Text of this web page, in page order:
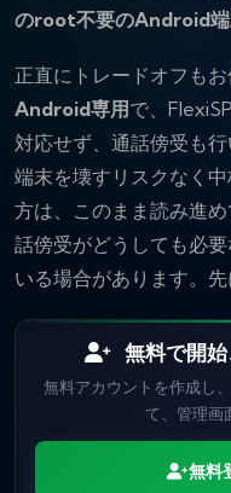
のroot不要のAndroid
正直にトレードオフも
Android専用 で、
対応せず、通話傍受も
端末を壊すリスクなく
方は、このまま読み進
話傍受がどうしても必
いる場合があります。
無料で開
無料アカウントを作成し
て、管理画
無料